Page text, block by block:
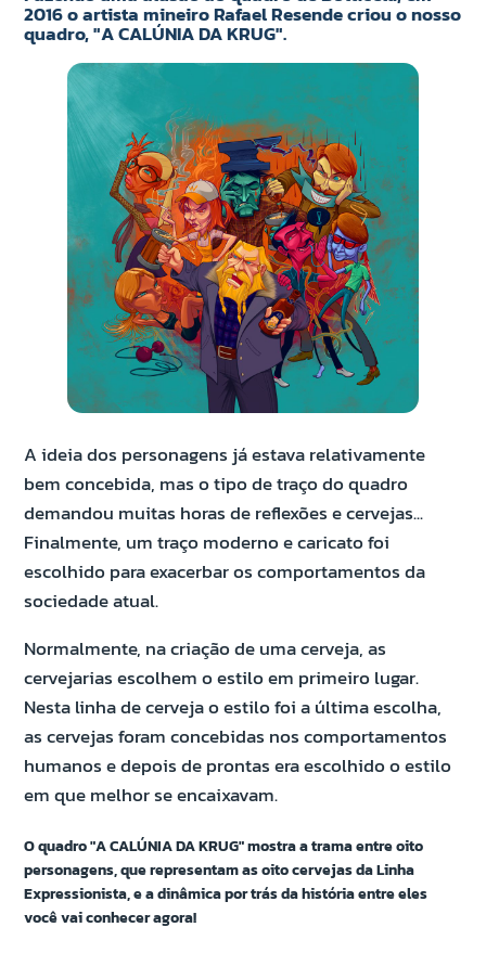
2016 o artista mineiro Rafael Resende criou o nosso
quadro,"A CALÚNIA DA KRUG".
A ideia dos personagens já estava relativamente
bem concebida, mas o tipo de traço do quadro
demandou muitas horas de reflexões e cervejas...
Finalmente, um traço moderno e caricato foi
escolhido para exacerbar os comportamentos da
sociedade atual.
Normalmente, na criação de uma cerveja, as
cervejarias escolhem o estilo em primeiro lugar.
Nesta linha de cerveja o estilo foi a última escolha,
as cervejas foram concebidas nos comportamentos
humanos e depois de prontas era escolhido o estilo
em que melhor se encaixavam.
O quadro "A CALÚNIA DA KRUG" mostra a trama entre oito
personagens, que representam as oito cervejas da Linha
Expressionista, e a dinâmica por trás da história entre eles
você vai conhecer agora!